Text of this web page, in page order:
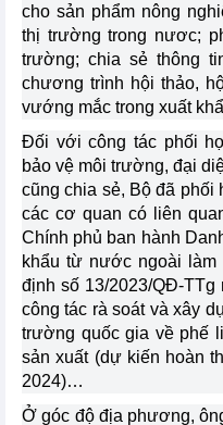
cho sản phẩm nông
thị trường trong nươc;
trường; chia sẻ thông
chương trình hội thảo,
vướng mắc trong xuất
Đối với công tác phối
bảo vệ môi trường, đại
cũng chia sẻ, Bộ đã
các cơ quan có liên
Chính phủ ban hành
khẩu từ nước ngoài làm
định số 13/2023/QĐ-TTg
công tác rà soát và xây
trường quốc gia về phế
sản xuất (dự kiến hoàn
2024)…
Ở góc độ địa phương,